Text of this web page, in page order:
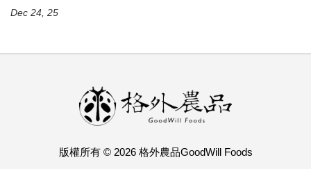
Dec 24, 25
版權所有 © 2026 格外農品GoodWill Foods